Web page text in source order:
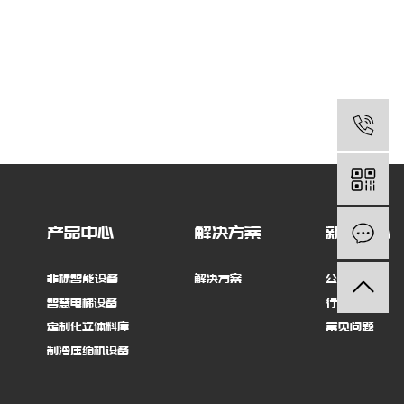
产品中心
非标智能设备
智慧电梯设备
定制化立体料库
制冷压缩机设备
解决方案
解决方案
新闻中心
公司新闻
行业动态
常见问题